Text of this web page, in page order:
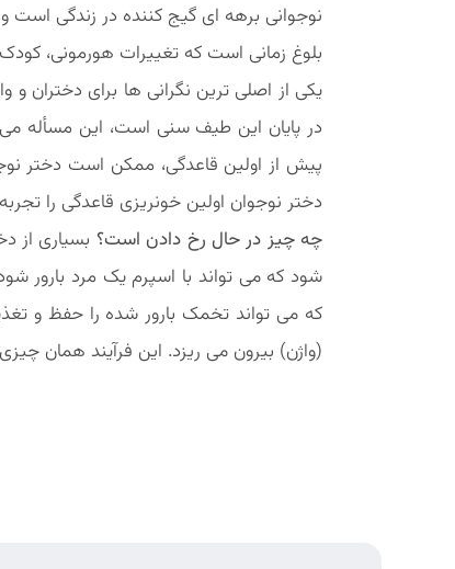
نوجوانی برهه ای گیج کننده در زندگی
بلوغ زمانی است که تغییرات هورمونی،
پیش از اولین قاعدگی، ممکن است دختر
دختر نوجوان اولین خونریزی قاعدگی را
چه چیز در حال رخ دادن است؟ بسیاری از
شود که می تواند با اسپرم یک مرد
که می تواند تخمک بارور شده را حفظ و
(واژن) بیرون می ریزد. این فرآیند همان